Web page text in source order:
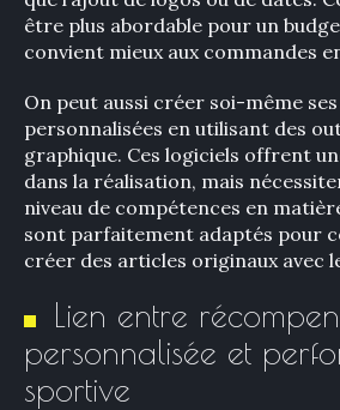
être plus abordable pour un
convient mieux aux commandes
On peut aussi créer soi-même
personnalisées en utilisant des
graphique. Ces logiciels offrent
dans la réalisation, mais
niveau de compétences en
sont parfaitement adaptés pour
créer des articles originaux avec
Lien entre
personnalisée et
sportive